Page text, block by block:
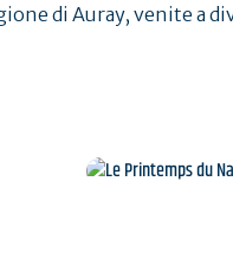
di Auray, venite a